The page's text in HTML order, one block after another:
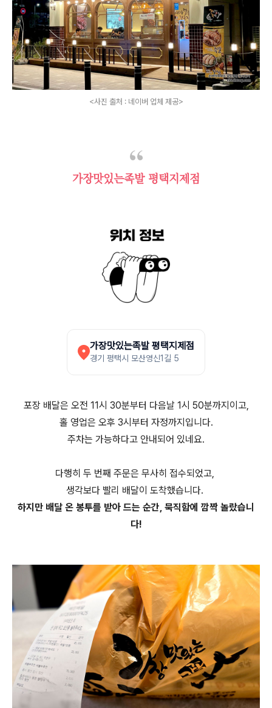
<사진 출처 : 네이버 업체 제공>
가장맛있는족발 평택지제점
가장맛있는족발 평택지제점
경기 평택시 모산영신1길 5
포장 배달은 오전 11시 30분부터 다음날 1시 50분까지이고,
홀 영업은 오후 3시부터 자정까지입니다.
주차는 가능하다고 안내되어 있네요.
다행히 두 번째 주문은 무사히 접수되었고,
생각보다 빨리 배달이 도착했습니다.
하지만 배달 온 봉투를 받아 드는 순간, 묵직함에 깜짝 놀랐습니
다!